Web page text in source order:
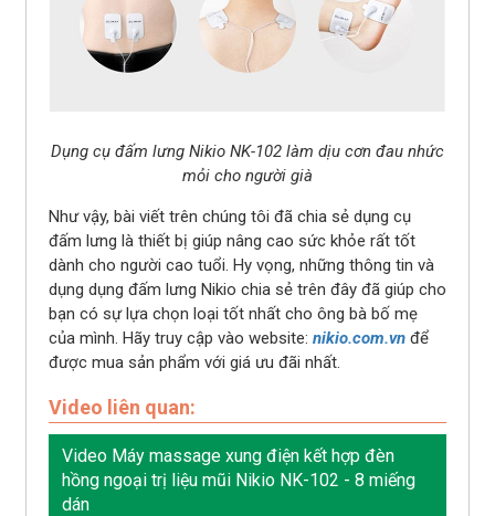
Dụng cụ đấm lưng Nikio NK-102 làm dịu cơn đau nhức
mỏi cho người già
Như vậy, bài viết trên chúng tôi đã chia sẻ dụng cụ
đấm lưng là thiết bị giúp nâng cao sức khỏe rất tốt
dành cho người cao tuổi. Hy vọng, những thông tin và
dụng dụng đấm lưng Nikio chia sẻ trên đây đã giúp cho
bạn có sự lựa chọn loại tốt nhất cho ông bà bố mẹ
của mình. Hãy truy cập vào website: nikio.com.vn để
được mua sản phẩm với giá ưu đãi nhất.
Video liên quan:
Video Máy massage xung điện kết hợp đèn
hồng ngoại trị liệu mũi Nikio NK-102 - 8 miếng
dán